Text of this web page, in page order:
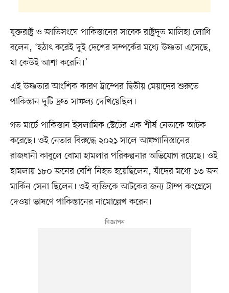
যুক্তরাষ্ট্র ও জাতিসংঘে পাকিস্তানের সাবেক রাষ্ট্রদূত মালিহা লোধি
বলেন, ‘হঠাৎ করেই দুই দেশের সম্পর্কের মধ্যে উষ্ণতা এসেছে,
যা কেউই আশা করেনি।’
এই উষ্ণতার আংশিক কারণ ট্রাম্পের দ্বিতীয় মেয়াদের শুরুতে
পাকিস্তান দুটি দ্রুত সাফল্য দেখিয়েছিল।
গত মার্চে পাকিস্তান ইসলামিক স্টেটের এক শীর্ষ নেতাকে আটক
করেছে। ওই নেতার বিরুদ্ধে ২০২১ সালে আফগানিস্তানের
রাজধানী কাবুলে বোমা হামলার পরিকল্পনার অভিযোগ রয়েছে। ওই
হামলায় ১৮০ জনের বেশি নিহত হয়েছিলেন, যাঁদের মধ্যে ১৩ জন
মার্কিন সেনা ছিলেন। ওই ব্যক্তিকে আটকের জন্য ট্রাম্প কংগ্রেসে
দেওয়া ভাষণে পাকিস্তানের নামোল্লেখ করেন।